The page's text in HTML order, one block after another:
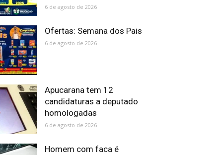
6 de agosto de 2026
Ofertas: Semana dos Pais
6 de agosto de 2026
Apucarana tem 12
candidaturas a deputado
homologadas
6 de agosto de 2026
Homem com faca é